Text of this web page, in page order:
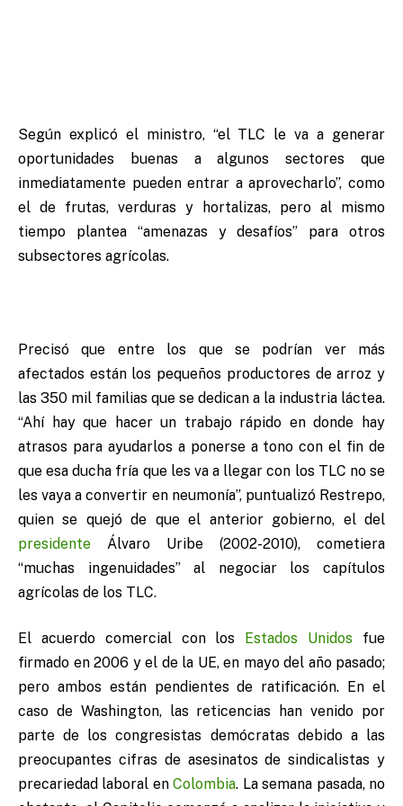
Según explicó el ministro, “el TLC le va a generar
oportunidades buenas a algunos sectores que
inmediatamente pueden entrar a aprovecharlo”, como
el de frutas, verduras y hortalizas, pero al mismo
tiempo plantea “amenazas y desafíos” para otros
subsectores agrícolas.
Precisó que entre los que se podrían ver más
afectados están los pequeños productores de arroz y
las 350 mil familias que se dedican a la industria láctea.
“Ahí hay que hacer un trabajo rápido en donde hay
atrasos para ayudarlos a ponerse a tono con el fin de
que esa ducha fría que les va a llegar con los TLC no se
les vaya a convertir en neumonía”, puntualizó Restrepo,
quien se quejó de que el anterior gobierno, el del
presidente Álvaro Uribe (2002-2010), cometiera
“muchas ingenuidades” al negociar los capítulos
agrícolas de los TLC.
El acuerdo comercial con los Estados Unidos fue
firmado en 2006 y el de la UE, en mayo del año pasado;
pero ambos están pendientes de ratificación. En el
caso de Washington, las reticencias han venido por
parte de los congresistas demócratas debido a las
preocupantes cifras de asesinatos de sindicalistas y
precariedad laboral enColombia. La semana pasada, no